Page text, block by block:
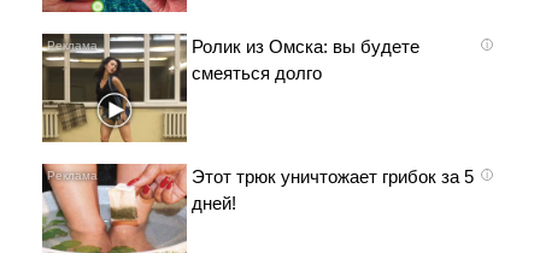
i
Ролик из Омска: вы будете
смеяться долго
i
Этот трюк уничтожает грибок за 5
дней!